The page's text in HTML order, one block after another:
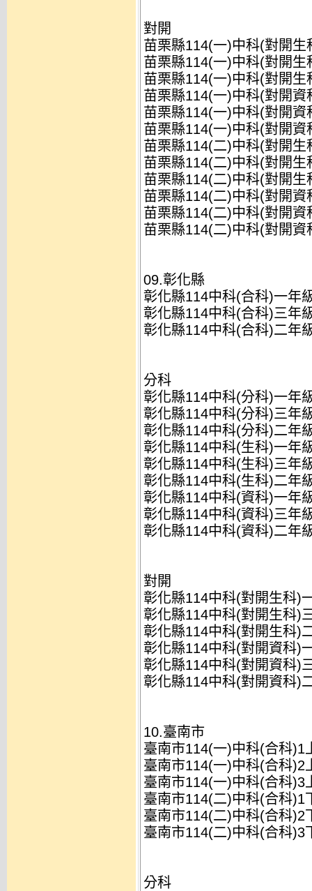
對開
苗栗縣114(一)中科(對開
苗栗縣114(一)中科(對開
苗栗縣114(一)中科(對開
苗栗縣114(一)中科(對開
苗栗縣114(一)中科(對開
苗栗縣114(一)中科(對開
苗栗縣114(二)中科(對開
苗栗縣114(二)中科(對開
苗栗縣114(二)中科(對開
苗栗縣114(二)中科(對開
苗栗縣114(二)中科(對開
苗栗縣114(二)中科(對開
09.彰化縣
彰化縣114中科(合科)一年
彰化縣114中科(合科)三年
彰化縣114中科(合科)二年
分科
彰化縣114中科(分科)一年
彰化縣114中科(分科)三年
彰化縣114中科(分科)二年
彰化縣114中科(生科)一年
彰化縣114中科(生科)三年
彰化縣114中科(生科)二年
彰化縣114中科(資科)一年
彰化縣114中科(資科)三年
彰化縣114中科(資科)二年
對開
彰化縣114中科(對開生科)
彰化縣114中科(對開生科)
彰化縣114中科(對開生科)
彰化縣114中科(對開資科)
彰化縣114中科(對開資科)
彰化縣114中科(對開資科)
10.臺南市
臺南市114(一)中科(合科)1
臺南市114(一)中科(合科)2
臺南市114(一)中科(合科)3
臺南市114(二)中科(合科)1
臺南市114(二)中科(合科)2
臺南市114(二)中科(合科)3
分科